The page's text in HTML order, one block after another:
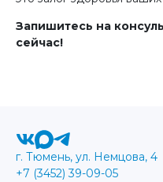
Запишитесь на
сейчас!
г. Тюмень, ул. Немцова, 4
+7 (3452) 39-09-05